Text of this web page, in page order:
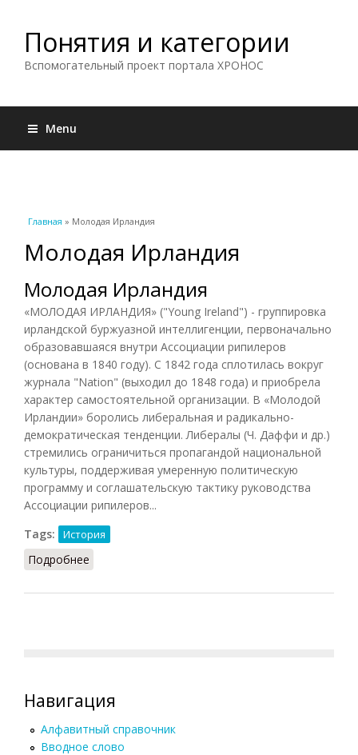
Понятия и категории
Вспомогательный проект портала ХРОНОС
Menu
Вы здесь
Главная » Молодая Ирландия
Молодая Ирландия
Молодая Ирландия
«МОЛОДАЯ ИРЛАНДИЯ» ("Young Ireland") - группировка
ирландской буржуазной интеллигенции, первоначально
образовавшаяся внутри Ассоциации рипилеров
(основана в 1840 году). С 1842 года сплотилась вокруг
журнала "Nation" (выходил до 1848 года) и приобрела
характер самостоятельной организации. В «Молодой
Ирландии» боролись либеральная и радикально-
демократическая тенденции. Либералы (Ч. Даффи и др.)
стремились ограничиться пропагандой национальной
культуры, поддерживая умеренную политическую
программу и соглашательскую тактику руководства
Ассоциации рипилеров...
Tags:
История
Подробнее
Навигация
Алфавитный справочник
Вводное слово